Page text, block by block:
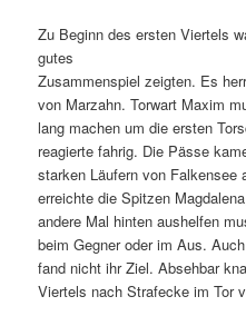
Zu Beginn des ersten Viertels
gutes
Zusammenspiel zeigten. Es
von Marzahn. Torwart Maxim
lang machen um die ersten
reagierte fahrig. Die Pässe
starken Läufern von Falkensee
erreichte die Spitzen
andere Mal hinten aushelfen
beim Gegner oder im Aus.
fand nicht ihr Ziel. Absehbar
Viertels nach Strafecke im Tor